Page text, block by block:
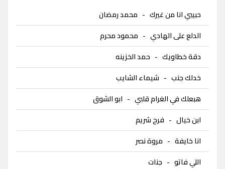
حبيبي انا من غيرك - محمد رمضان
الدلع على الهادي - محمود محرم
دقة خطاويك - حمد الخزينه
خدلك جنب - شيماء الشايب
هبعلك في الغرام قلبي - ابو الشوق
ابن خيال - فرح شريم
انا خايفة - مروة نصر
اللي فاتو - جنات